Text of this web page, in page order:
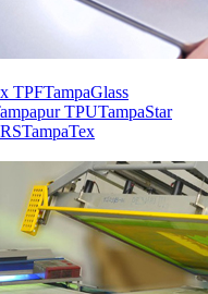
TPFTampaGlass
TPUTampaStar
TampaTex